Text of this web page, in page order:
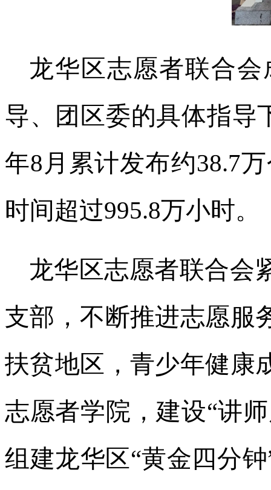
龙华区志愿者联合
导、团区委的具体指导
年8月累计发布约38.7
时间超过995.8万小时。
龙华区志愿者联合会
支部，不断推进志愿服
扶贫地区，青少年健康
志愿者学院，建设“讲
组建龙华区“黄金四分